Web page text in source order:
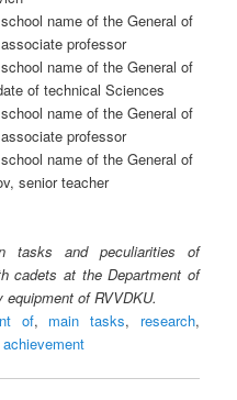
name of the General of
professor
name of the General of
of technical Sciences
name of the General of
professor
name of the General of
senior teacher
tasks and peculiarities of
cadets at the Department of
of RVVDKU.
of, main tasks, research,